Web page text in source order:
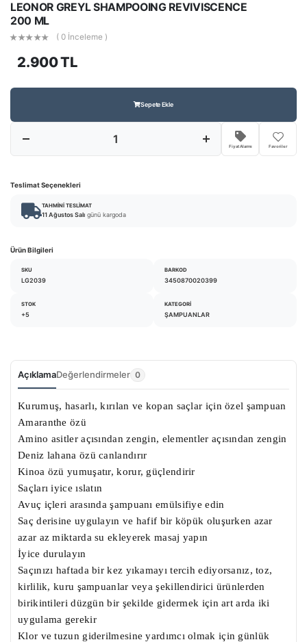
LEONOR GREYL SHAMPOOING REVIVISCENCE
200 ML
( 0 İnceleme )
2.900 TL
Sepete Ekle
Fiyat Alarmı Favoriler
Teslimat Seçenekleri
TAHMINI TESLIMAT
11 Ağustos Salı günü kargoda
Ürün Bilgileri
SKU
LG2039
BARKOD
3450870020399
STOK
+5
KATEGORI
ŞAMPUANLAR
AçıklamaDeğerlendirmeler 0
Kurumuş, hasarlı, kırılan ve kopan saçlar için özel şampuan
Amaranthe özü
Amino asitler açısından zengin, elementler açısından zengin
Deniz lahana özü canlandırır
Kinoa özü yumuşatır, korur, güçlendirir
Saçları iyice ıslatın
Avuç içleri arasında şampuanı emülsifiye edin
Saç derisine uygulayın ve hafif bir köpük oluşurken azar
azar az miktarda su ekleyerek masaj yapın
İyice durulayın
Saçınızı haftada bir kez yıkamayı tercih ediyorsanız, toz,
kirlilik, kuru şampuanlar veya şekillendirici ürünlerden
birikintileri düzgün bir şekilde gidermek için art arda iki
uygulama gerekir
Klor ve tuzun giderilmesine yardımcı olmak için günlük